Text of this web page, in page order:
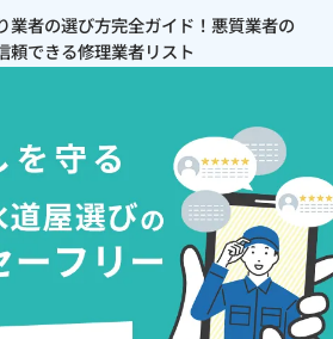
業者の選び方完全ガイド！悪質業者の
頼できる修理業者リスト